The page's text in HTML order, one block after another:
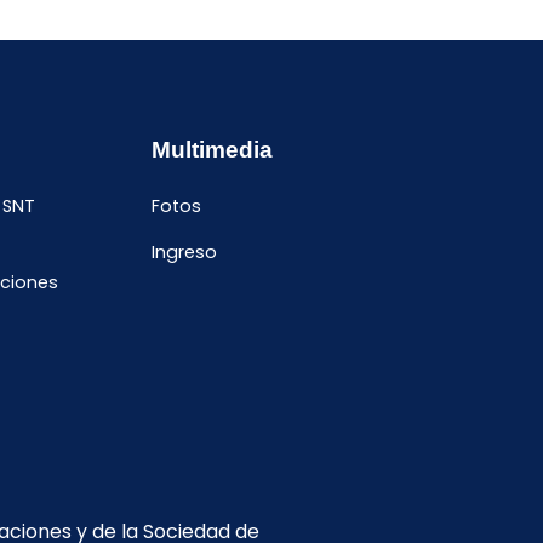
Multimedia
Fotos
Ingreso
y de la Sociedad de